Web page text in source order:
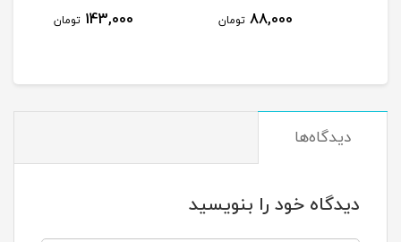
88,000 تومان 143,000 تومان
دیدگاه‌ها
دیدگاه خود را بنویسید